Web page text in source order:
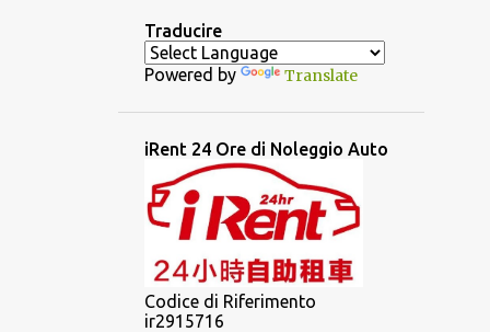
Traducire
Powered by Translate
iRent 24 Ore di Noleggio Auto
Codice di Riferimento
ir2915716